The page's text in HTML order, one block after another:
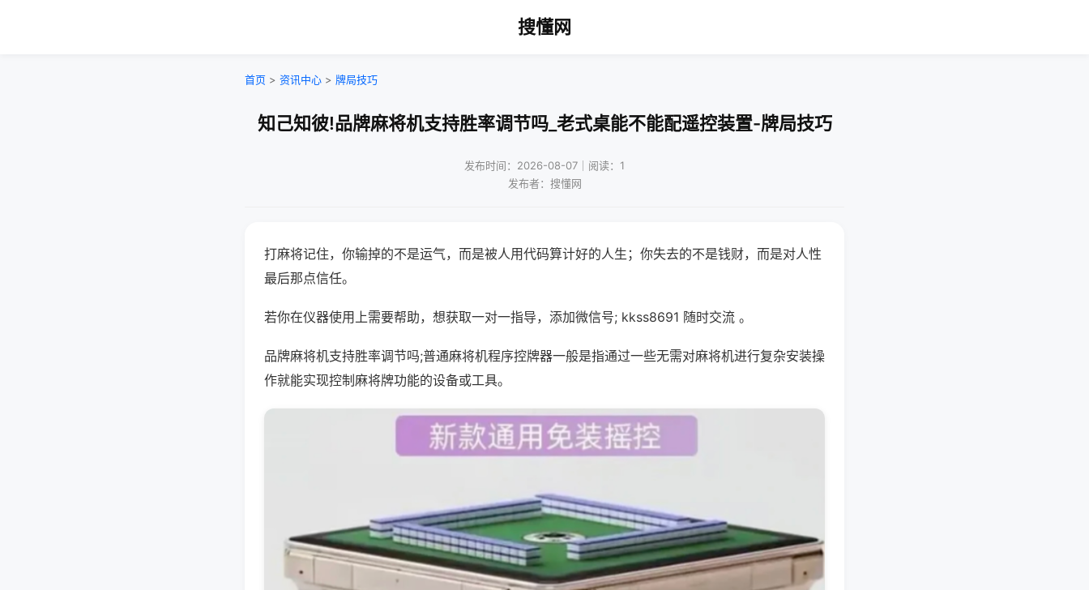
搜懂网
首页 > 资讯中心 > 牌局技巧
知己知彼!品牌麻将机支持胜率调节吗_老式桌能不能配遥控装置-牌局技巧
发布时间：2026-08-07｜阅读：1
发布者：搜懂网
打麻将记住，你输掉的不是运气，而是被人用代码算计好的人生；你失去的不是钱财，而是对人性
最后那点信任。
若你在仪器使用上需要帮助，想获取一对一指导，添加微信号; kkss8691 随时交流 。
品牌麻将机支持胜率调节吗;普通麻将机程序控牌器一般是指通过一些无需对麻将机进行复杂安装操
作就能实现控制麻将牌功能的设备或工具。